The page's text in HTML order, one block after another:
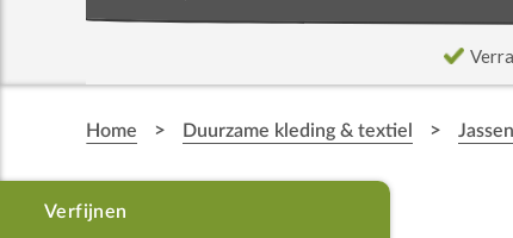
Home > Duurzame kleding & textiel >